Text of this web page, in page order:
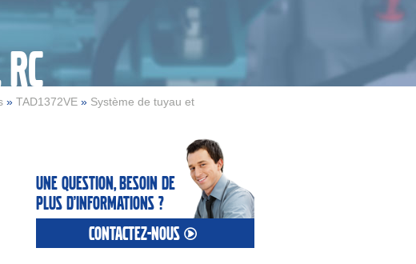
» TAD1372VE» Système de tuyau et
Une question, besoin de
plus d’informations ?
contactez-nous